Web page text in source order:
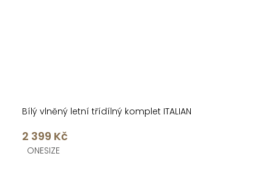
Bílý vlněný letní třídílný komplet ITALIAN
2 399 Kč
ONESIZE